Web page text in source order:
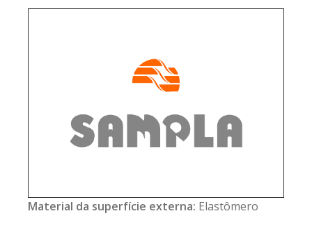
Material da superfície externa: Elastômero